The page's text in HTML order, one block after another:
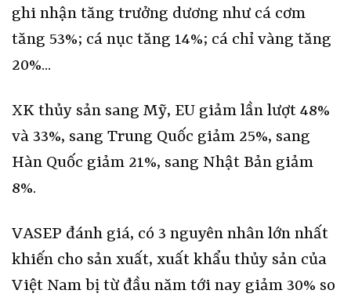
ghi nhận tăng trưởng dương như cá cơm
tăng 53%; cá nục tăng 14%; cá chỉ vàng tăng
20%...
XK thủy sản sang Mỹ, EU giảm lần lượt 48%
và 33%, sang Trung Quốc giảm 25%, sang
Hàn Quốc giảm 21%, sang Nhật Bản giảm
8%.
VASEP đánh giá, có 3 nguyên nhân lớn nhất
khiến cho sản xuất, xuất khẩu thủy sản của
Việt Nam bị từ đầu năm tới nay giảm 30% so